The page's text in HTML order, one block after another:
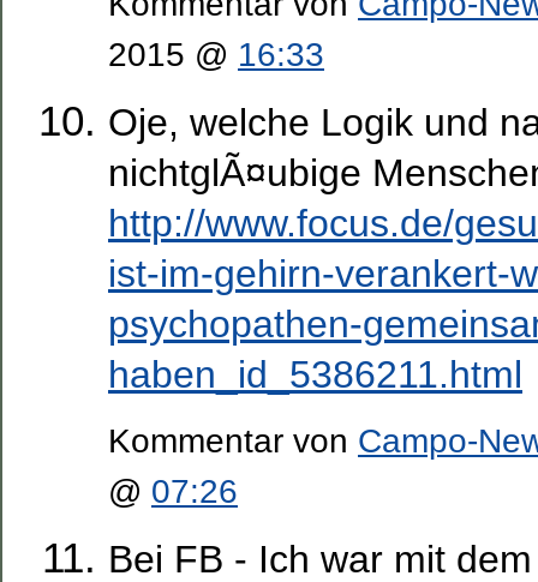
2015 @ 16:33
Oje, welche Logik und
nichtglÃ¤ubige
http://www.focus.de/
ist-im-gehirn-verankert-
psychopathen-
haben_id_5386211.html
Kommentar von Campo-
@ 07:26
Bei FB - Ich war mit